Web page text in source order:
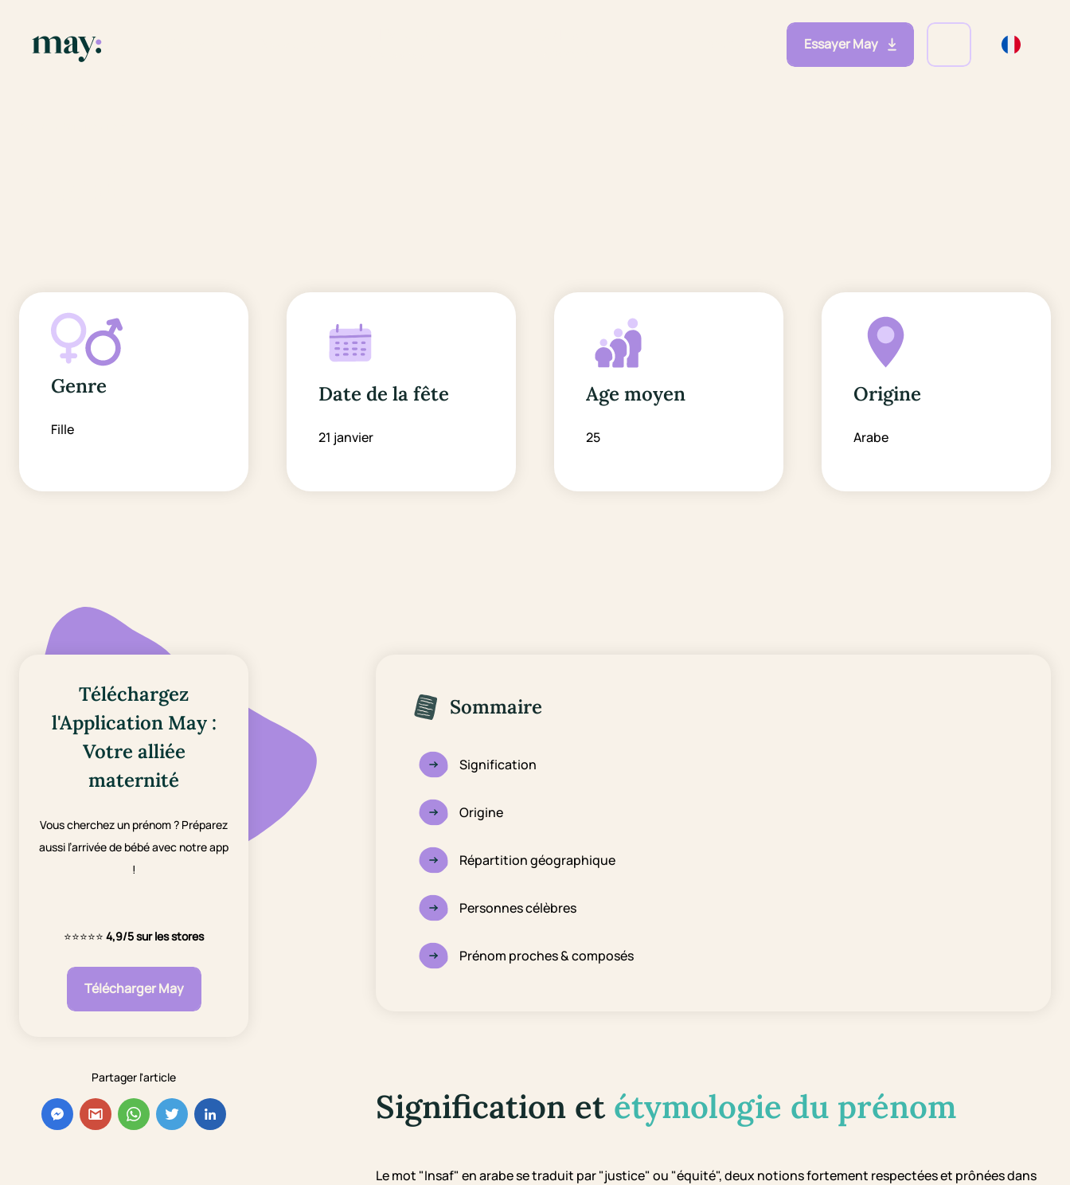
Essayer May
Genre
Fille
Date de la fête
21 janvier
Age moyen
25
Origine
Arabe
Téléchargez
l'Application May :
Votre alliée
maternité
Vous cherchez un prénom ? Préparez
aussi l’arrivée de bébé avec notre app
!
⭐⭐⭐⭐⭐ 4,9/5 sur les stores
Télécharger May
Partager l'article
Sommaire
Signification
Origine
Répartition géographique
Personnes célèbres
Prénom proches & composés
Signification et étymologie du prénom
Le mot "Insaf" en arabe se traduit par "justice" ou "équité", deux notions fortement respectées et prônées dans